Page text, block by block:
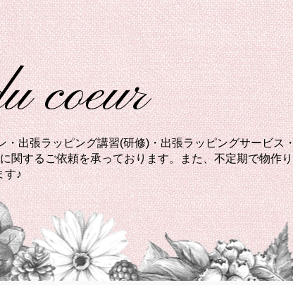
coeur
出張ラッピング講習(研修)・出張ラッピングサービス・
関するご依頼を承っております。また、不定期で物作り
す♪